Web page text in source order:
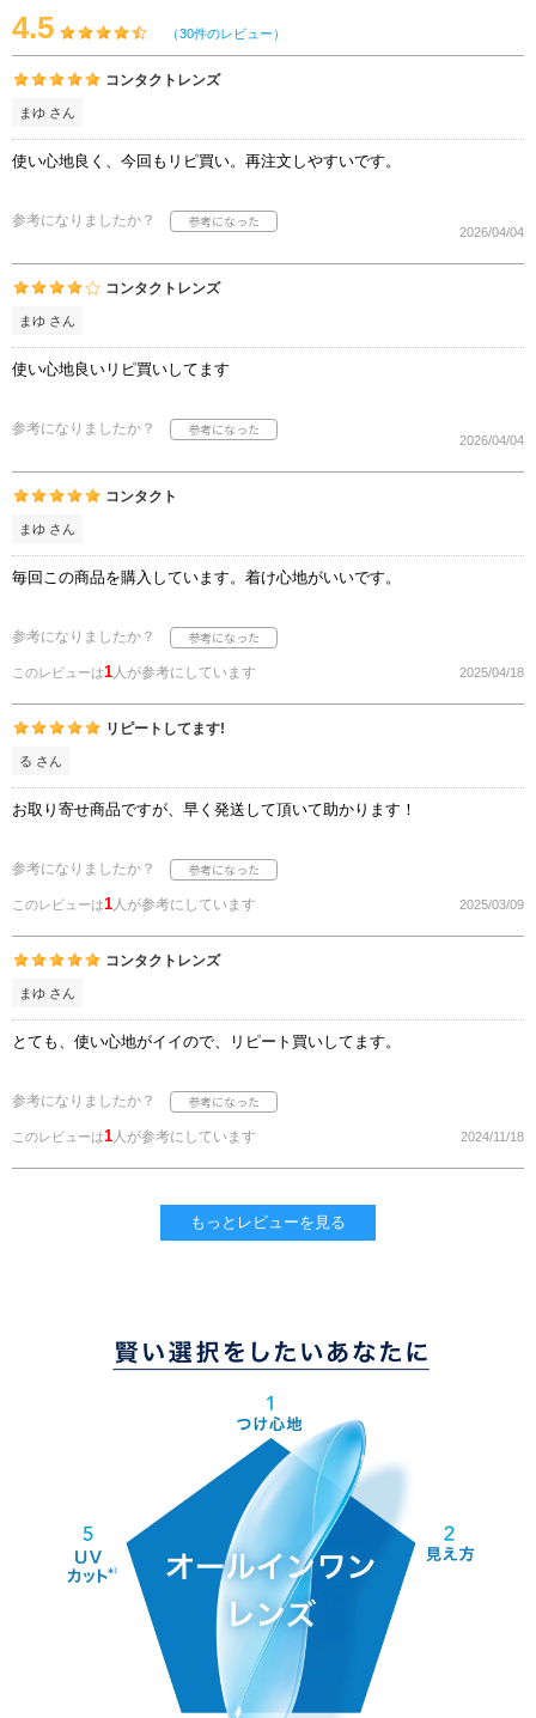
4.5 （30件のレビュー）
コンタクトレンズ
まゆ さん
使い心地良く、今回もリピ買い。再注文しやすいです。
参考になりましたか？
2026/04/04
コンタクトレンズ
まゆ さん
使い心地良いリピ買いしてます
参考になりましたか？
2026/04/04
コンタクト
まゆ さん
毎回この商品を購入しています。着け心地がいいです。
参考になりましたか？
このレビューは1人が参考にしています 2025/04/18
リピートしてます!
る さん
お取り寄せ商品ですが、早く発送して頂いて助かります！
参考になりましたか？
このレビューは1人が参考にしています 2025/03/09
コンタクトレンズ
まゆ さん
とても、使い心地がイイので、リピート買いしてます。
参考になりましたか？
このレビューは1人が参考にしています 2024/11/18
もっとレビューを見る